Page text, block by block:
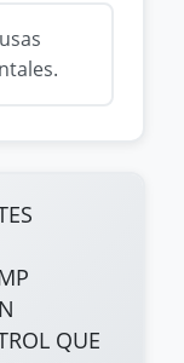
QUE